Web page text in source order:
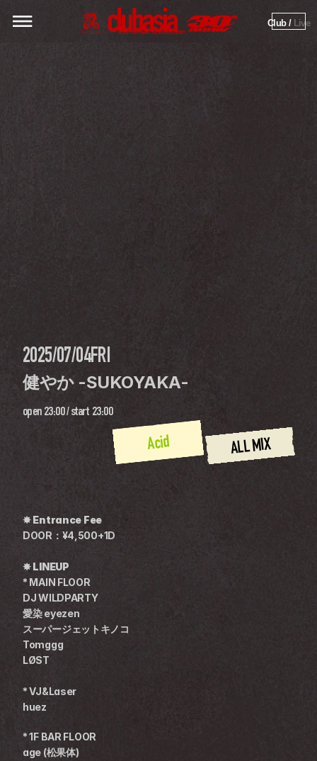
Club / Live
2025/07/04FRI
健やか -SUKOYAKA-
open 23:00 / start 23:00
ALL MIX
Acid
✸ Entrance Fee
DOOR：¥4,500+1D
✸ LINEUP
* MAIN FLOOR
DJ WILDPARTY
愛染 eyezen
スーパージェットキノコ
Tomggg
LØST
* VJ&Laser
huez
* 1F BAR FLOOR
age (松果体)